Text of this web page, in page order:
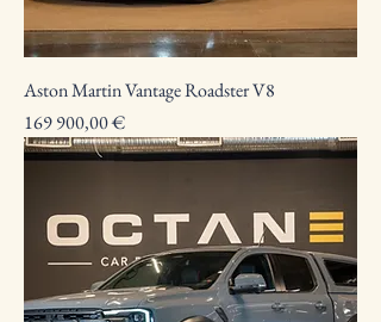
Aston Martin Vantage Roadster V8
Preço
169 900,00 €